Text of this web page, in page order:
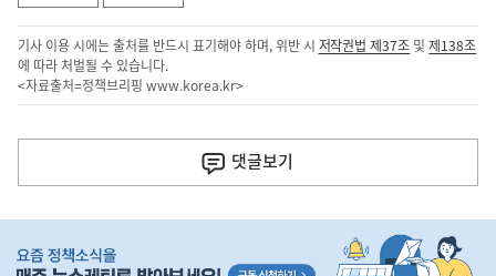
기사 이용 시에는 출처를 반드시 표기해야 하며, 위반 시 저작권법 제37조 및제138조
에 따라 처벌될 수 있습니다.
<자료출처=정책브리핑 www.korea.kr>
다
음
기
댓글보기